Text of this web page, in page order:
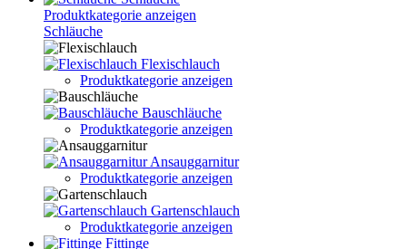
Produktkategorie anzeigen
Schläuche
Flexischlauch
Produktkategorie anzeigen
Bauschläuche
Produktkategorie anzeigen
Ansauggarnitur
Produktkategorie anzeigen
Gartenschlauch
Produktkategorie anzeigen
Fittinge